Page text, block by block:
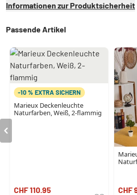
Informationen zur Produktsicherheit
Passende Artikel
-10 % EXTRA SICHERN
Marieux Deckenleuchte
Naturfarben, Weiß, 2-flammig
CHF 110.95 CHF